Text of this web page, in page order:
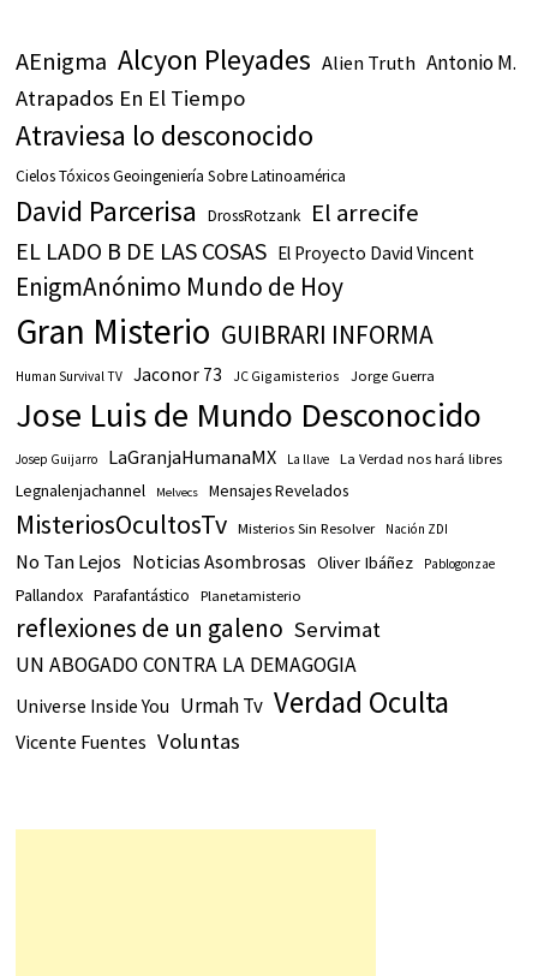
AEnigma Alcyon Pleyades Alien Truth Antonio M.
Atrapados En El Tiempo
Atraviesa lo desconocido
Cielos Tóxicos Geoingeniería Sobre Latinoamérica
David Parcerisa DrossRotzank El arrecife
EL LADO B DE LAS COSAS El Proyecto David Vincent
EnigmAnónimo Mundo de Hoy
Gran Misterio GUIBRARI INFORMA
Human Survival TV Jaconor 73 JC Gigamisterios Jorge Guerra
Jose Luis de Mundo Desconocido
Josep Guijarro LaGranjaHumanaMX La llave La Verdad nos hará libres
Legnalenjachannel Melvecs Mensajes Revelados
MisteriosOcultosTv Misterios Sin Resolver Nación ZDI
No Tan Lejos Noticias Asombrosas Oliver Ibáñez Pablogonzae
Pallandox Parafantástico Planetamisterio
reflexiones de un galeno Servimat
UN ABOGADO CONTRA LA DEMAGOGIA
Universe Inside You Urmah Tv Verdad Oculta
Vicente Fuentes Voluntas